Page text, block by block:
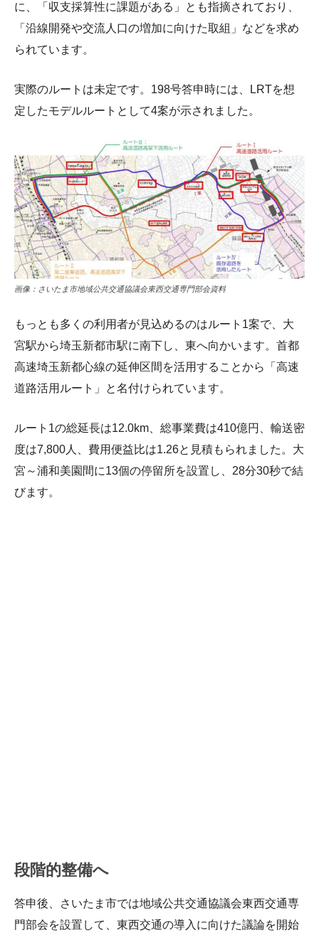
に、「収支採算性に課題がある」とも指摘されており、
「沿線開発や交流人口の増加に向けた取組」などを求め
られています。
実際のルートは未定です。198号答申時には、LRTを想
定したモデルルートとして4案が示されました。
画像：さいたま市地域公共交通協議会東西交通専門部会資料
もっとも多くの利用者が見込めるのはルート1案で、大
宮駅から埼玉新都市駅に南下し、東へ向かいます。首都
高速埼玉新都心線の延伸区間を活用することから「高速
道路活用ルート」と名付けられています。
ルート1の総延長は12.0km、総事業費は410億円、輸送密
度は7,800人、費用便益比は1.26と見積もられました。大
宮～浦和美園間に13個の停留所を設置し、28分30秒で結
びます。
段階的整備へ
答申後、さいたま市では地域公共交通協議会東西交通専
門部会を設置して、東西交通の導入に向けた議論を開始